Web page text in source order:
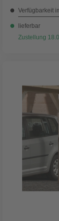
Verfügbarkeit
lieferbar
Zustellung